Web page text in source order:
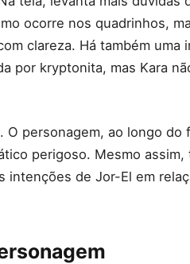
ocorre nos quadrinhos,
clareza. Há também uma
por kryptonita, mas Kara
O personagem, ao longo
perigoso. Mesmo assim,
intenções de Jor-El em